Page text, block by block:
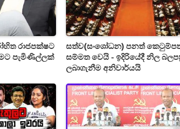
රාජපක්ෂට
පැමිණිල්ලක්
සත්ව(සංශෝධන) පනත්
සම්මත වෙයි - ඉදිරියේදී නිල
ලබාගැනීම අනිවාර්යයි